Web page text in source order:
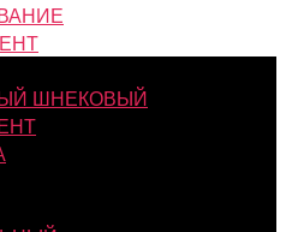
ШНЕКОВЫЙ